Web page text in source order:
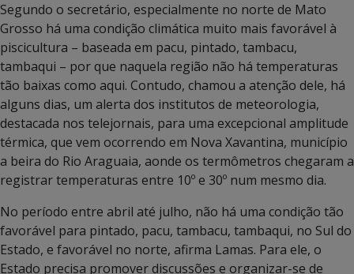
Segundo o secretário, especialmente no norte de Mato
Grosso há uma condição climática muito mais favorável à
piscicultura – baseada em pacu, pintado, tambacu,
tambaqui – por que naquela região não há temperaturas
tão baixas como aqui. Contudo, chamou a atenção dele, há
alguns dias, um alerta dos institutos de meteorologia,
destacada nos telejornais, para uma excepcional amplitude
térmica, que vem ocorrendo em Nova Xavantina, município
a beira do Rio Araguaia, aonde os termômetros chegaram a
registrar temperaturas entre 10º e 30º num mesmo dia.
No período entre abril até julho, não há uma condição tão
favorável para pintado, pacu, tambacu, tambaqui, no Sul do
Estado, e favorável no norte, afirma Lamas. Para ele, o
Estado precisa promover discussões e organizar-se de